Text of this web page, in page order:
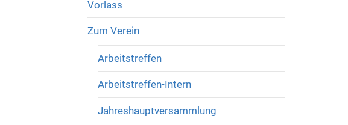
Vorlass
Zum Verein
Arbeitstreffen
Arbeitstreffen-Intern
Jahreshauptversammlung